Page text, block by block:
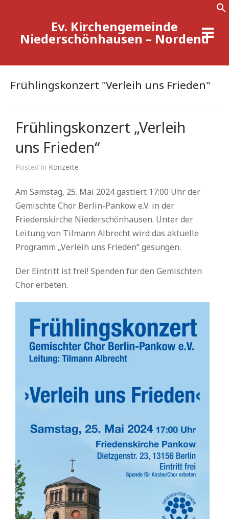
Ev. Kirchengemeinde
Niederschönhausen – Nordend
Frühlingskonzert "Verleih uns Frieden"
Frühlingskonzert „Verleih
uns Frieden“
Posted in Konzerte
Am Samstag, 25. Mai 2024 gastiert 17:00 Uhr der
Gemischte Chor Berlin-Pankow e.V. in der
Friedenskirche Niederschönhausen. Unter der
Leitung von Tilmann Albrecht wird das aktuelle
Programm „Verleih uns Frieden“ gesungen.
Der Eintritt ist frei! Spenden für den Gemischten
Chor erbeten.